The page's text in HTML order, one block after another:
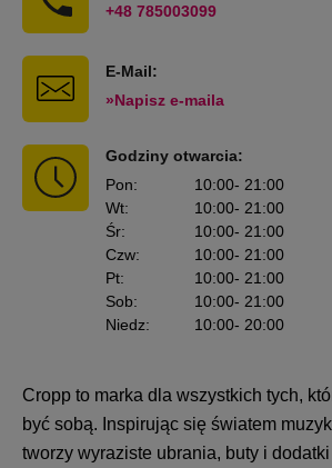
+48 785003099
E-Mail:
»Napisz e-maila
Godziny otwarcia:
Pon: 10:00- 21:00
Wt: 10:00- 21:00
Śr: 10:00- 21:00
Czw: 10:00- 21:00
Pt: 10:00- 21:00
Sob: 10:00- 21:00
Niedz: 10:00- 20:00
Cropp to marka dla wszystkich tych,
być sobą. Inspirując się światem
tworzy wyraziste ubrania, buty i